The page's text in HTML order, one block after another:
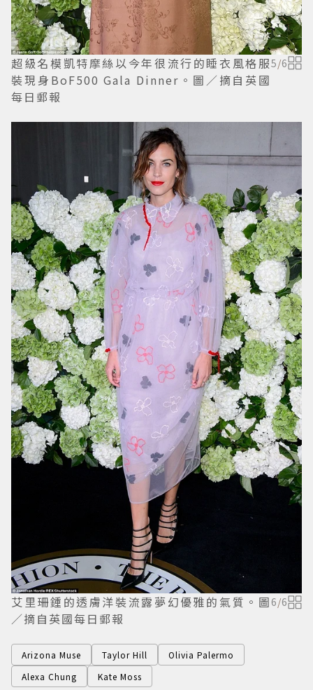
超級名模凱特摩絲以今年很流行的睡衣風格服
裝現身BoF500 Gala Dinner。圖／摘自英國
每日郵報
5/6
艾里珊鍾的透膚洋裝流露夢幻優雅的氣質。圖
／摘自英國每日郵報
6/6
Arizona Muse Taylor Hill
Olivia Palermo
Alexa Chung
Kate Moss